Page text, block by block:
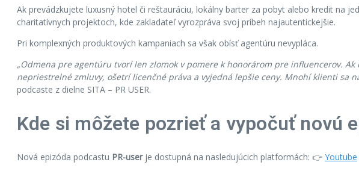
Ak prevádzkujete luxusný hotel či reštauráciu, lokálny barter za pobyt alebo kredit na
charitatívnych projektoch, kde zakladateľ vyrozpráva svoj príbeh najautentickejšie.
Pri komplexných produktových kampaniach sa však obísť agentúru nevypláca.
„Odmena pre agentúru tvorí len zlomok v pomere k honorárom pre influencerov.
nepriestrelné zmluvy, ošetrí licenčné práva a vyjedná lepšie ceny. Mnohí klienti sa
podcaste z dielne SITA – PR USER.
Kde si môžete pozrieť a vypočuť novú
Nová epizóda podcastu PR-userje dostupná na nasledujúcich platformách: 👉 Youtube